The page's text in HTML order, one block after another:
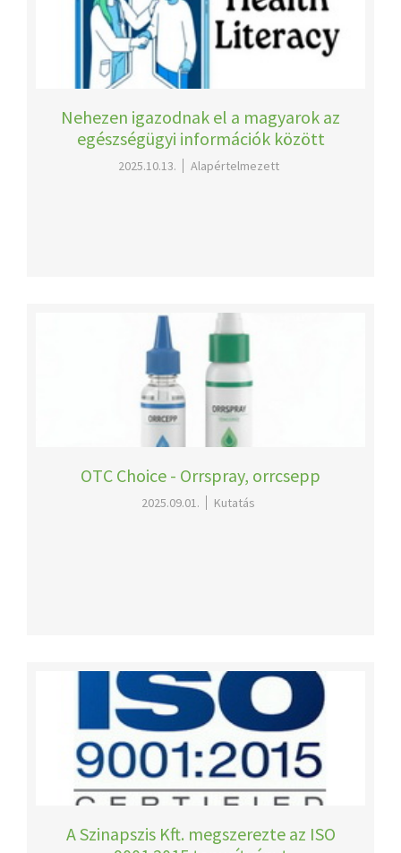
Nehezen igazodnak el a magyarok az
egészségügyi információk között
2025.10.13. Alapértelmezett
OTC Choice - Orrspray, orrcsepp
2025.09.01. Kutatás
A Szinapszis Kft. megszerezte az ISO